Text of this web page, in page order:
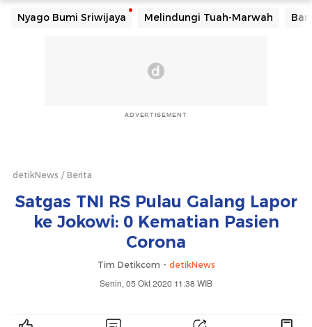
Nyago Bumi Sriwijaya Melindungi Tuah-Marwah
ADVERTISEMENT
detikNews Berita
Satgas TNI RS Pulau Galang Lapor
ke Jokowi: 0 Kematian Pasien
Corona
Tim Detikcom - detikNews
Senin, 05 Okt 2020 11:38 WIB